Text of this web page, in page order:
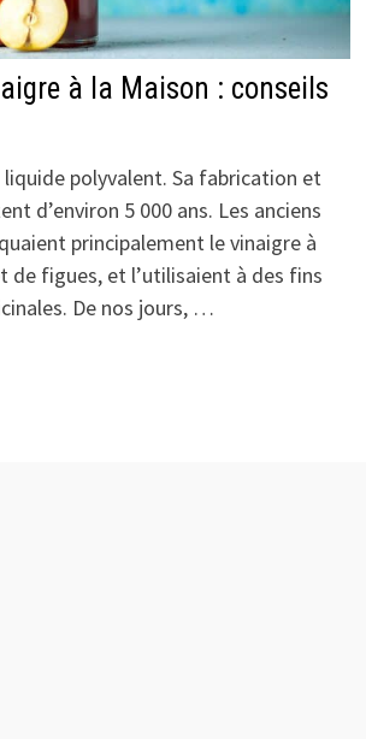
à la Maison : conseils
liquide polyvalent. Sa fabrication et
d’environ 5 000 ans. Les anciens
principalement le vinaigre à
de figues, et l’utilisaient à des fins
De nos jours, …